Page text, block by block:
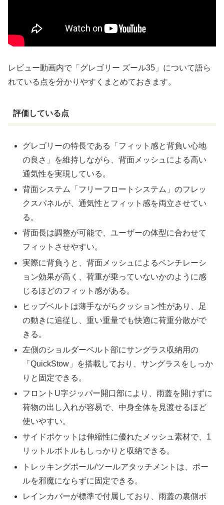
レビュー動画内で「グレゴリー ズール35」について語ら
れている点を分かりやすくまとめておきます。
評価している点
グレゴリーの特長である「フィット感と背負い心地
の良さ」を維持しながら、背面メッシュによる高い
通気性を実現している。
背面システム「フリーフロートシステム」のフレッ
クスパネルが、通気性とフィット感を両立させてい
る。
背面長は調整が可能で、ユーザーの体型に合わせて
フィットさせやすい。
実際に背負うと、背面メッシュによるベンチレーシ
ョン効果が高く、荷重が乗っていないかのように感
じるほどのフィット感がある。
ヒップベルトは薄手ながらクッション性があり、足
の動きに追従し、重い重量でも快適に荷重分散がで
きる。
左側のショルダーベルト部にサングラス収納用の
「QuickStow」を搭載しており、サングラスをしっか
りと固定できる。
フロントU字ジッパー開口部により、雨蓋を開けずに
荷物の出し入れが容易で、中身全体を見渡せるほど
使いやすい。
サイドポケットは伸縮性に優れたメッシュ素材で、1
リットルボトルもしっかりと収納できる。
トレッキングポール/ツールアタッチメントは、ポー
ルを邪魔にならずに固定できる。
レインカバーが標準で付属しており、雨蓋の裏側ポ